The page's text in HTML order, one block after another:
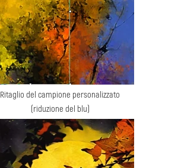
Ritaglio del campione personalizzato
(riduzione del blu)